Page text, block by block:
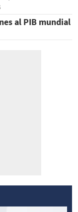
al PIB mundial